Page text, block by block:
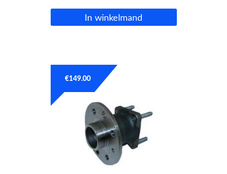
In winkelmand
€149.00